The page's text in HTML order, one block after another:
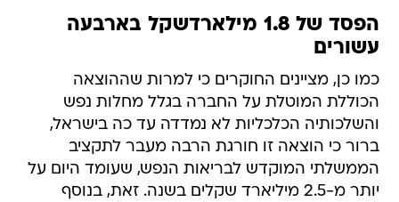
הפסד של 1.8 מילארדשקל בארבעה
עשורים
כמו כן, מציינים החוקרים כי למרות שההוצאה
הכוללת המוטלת על החברה בגלל מחלות נפש
והשלכותיה הכלכליות לא נמדדה עד כה בישראל,
ברור כי הוצאה זו חורגת הרבה מעבר לתקציב
הממשלתי המוקדש לבריאות הנפש, שעומד היום על
יותר מ-2.5 מיליארד שקלים בשנה. זאת, בנוסף